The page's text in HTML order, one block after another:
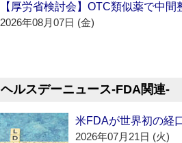
【厚労省検討会】OTC類似薬で中
2026年08月07日 (金)
ヘルスデーニュース‐FDA関連‐
米FDAが世界初の経
2026年07月21日 (火)